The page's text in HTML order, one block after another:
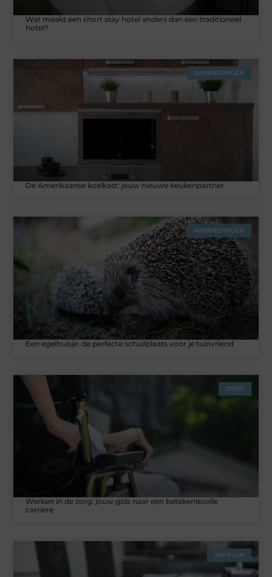
Wat maakt een short stay hotel anders dan een traditioneel
hotel?
AANBIEDINGEN
De Amerikaanse koelkast: jouw nieuwe keukenpartner
AANBIEDINGEN
Een egelhuisje: de perfecte schuilplaats voor je tuinvriend
ZORG
Werken in de zorg: jouw gids naar een betekenisvolle
carrière
ZAKELIJK